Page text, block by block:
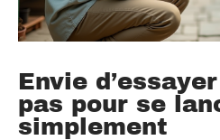
Envie
pas pour se
simplement